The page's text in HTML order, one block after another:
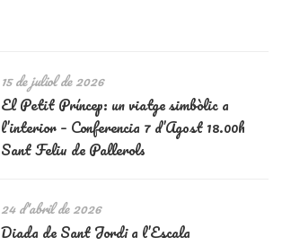
15 de juliol de 2026
El Petit Príncep: un viatge simbòlic a
l’interior – Conferencia 7 d’Agost 18.00h
Sant Feliu de Pallerols
24 d'abril de 2026
Diada de Sant Jordi a l’Escala